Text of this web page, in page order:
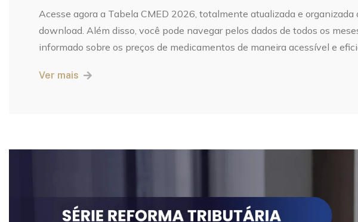
Acesse agora a Tabela CMED 2026, totalmente atualizada e
download. Além disso, você pode navegar pelos dados de todos os
informado sobre os preços de medicamentos de maneira acessível e
Ver mais